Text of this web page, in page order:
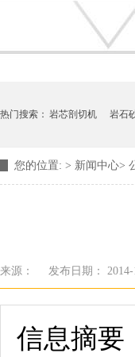
热门搜索： 岩芯剖切机 岩石
您的位置: > 新闻中心>
来源： 发布日期： 2014-
信息摘